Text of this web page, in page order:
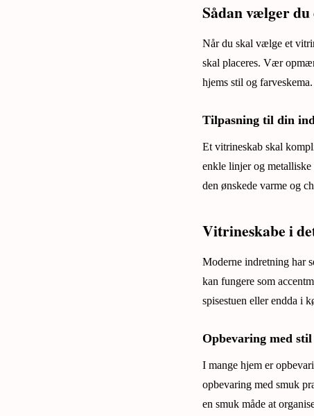
Sådan vælger
Når du skal vælge et
skal placeres. Vær
hjems stil og farveskema.
Tilpasning til din
Et vitrineskab skal
enkle linjer og
den ønskede varme og
Vitrineskabe i
Moderne indretning har
kan fungere som
spisestuen eller endda i
Opbevaring med stil
I mange hjem er
opbevaring med smuk
en smuk måde at